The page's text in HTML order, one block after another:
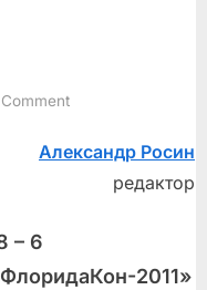
Commenton
лист
лауреатов
«ФлоридаКон-
Александр Росин
редактор
– 6
2011»